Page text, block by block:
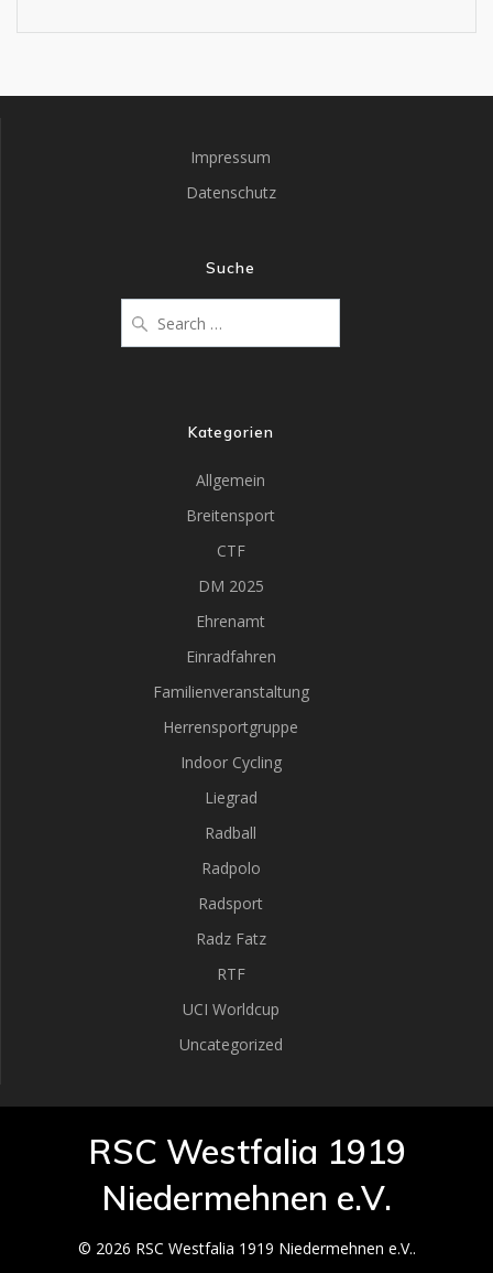
Impressum
Datenschutz
Suche
Kategorien
Allgemein
Breitensport
CTF
DM 2025
Ehrenamt
Einradfahren
Familienveranstaltung
Herrensportgruppe
Indoor Cycling
Liegrad
Radball
Radpolo
Radsport
Radz Fatz
RTF
UCI Worldcup
Uncategorized
RSC Westfalia 1919
Niedermehnen e.V.
© 2026 RSC Westfalia 1919 Niedermehnen e.V..